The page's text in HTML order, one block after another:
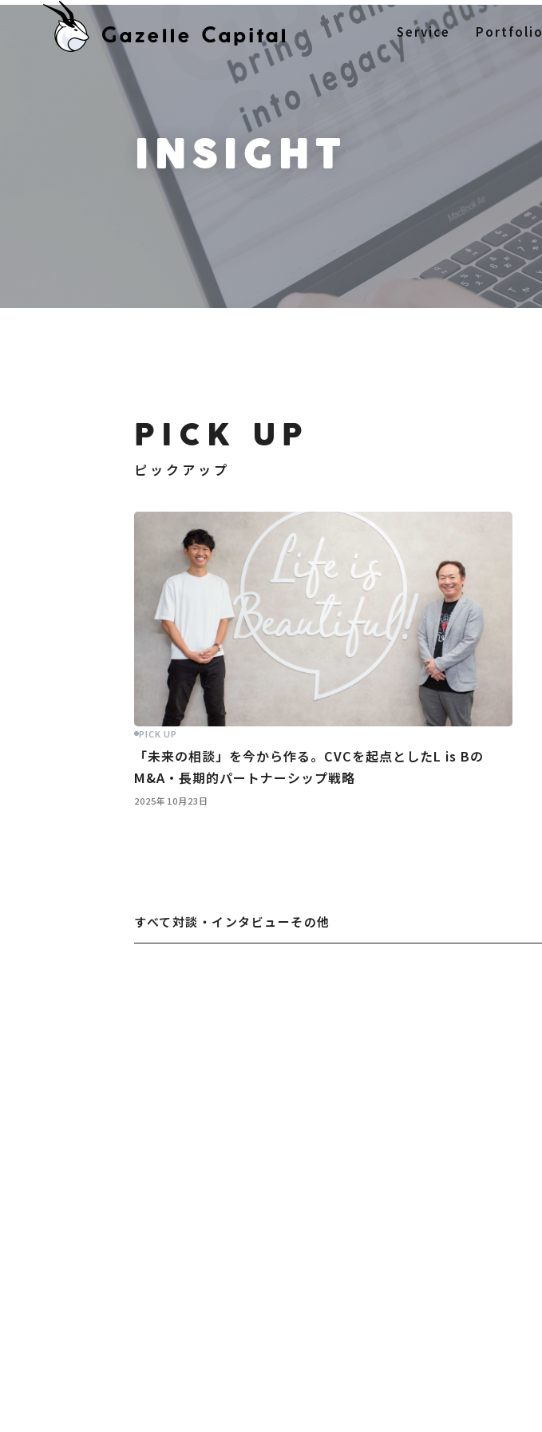
Service Portfolio
INSIGHT
PICK UP
ピックアップ
PICK UP
「未来の相談」を今から作る。CVCを起点としたL is Bの
M&A・長期的パートナーシップ戦略
2025年10月23日
すべて対談・インタビューその他